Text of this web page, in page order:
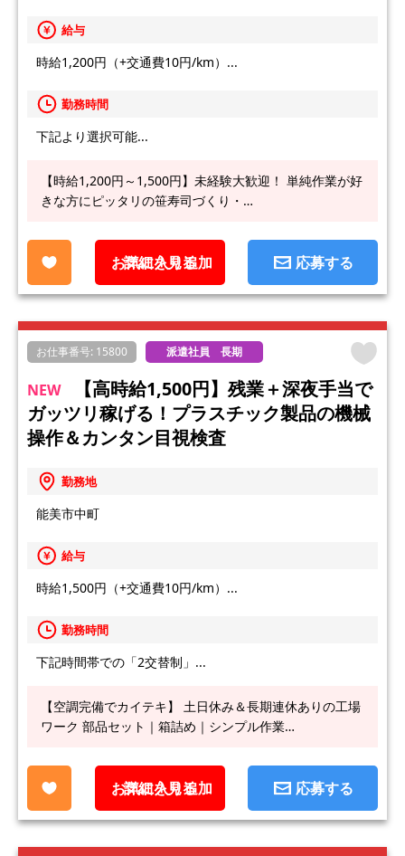
給与
時給1,200円（+交通費10円/km）...
勤務時間
下記より選択可能...
【時給1,200円～1,500円】未経験大歓迎！ 単純作業が好
きな方にピッタリの笹寿司づくり・…
お気に入り追加
詳細を見る 応募する
お仕事番号: 15800 派遣社員 長期
NEW
【高時給1,500円】残業＋深夜手当で
ガッツリ稼げる！プラスチック製品の機械
操作＆カンタン目視検査
勤務地
能美市中町
給与
時給1,500円（+交通費10円/km）...
勤務時間
下記時間帯での「2交替制」...
【空調完備でカイテキ】 土日休み＆長期連休ありの工場
ワーク 部品セット｜箱詰め｜シンプル作業…
お気に入り追加
詳細を見る 応募する